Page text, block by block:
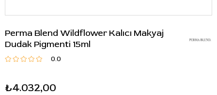
Perma Blend Wildflower Kalıcı Makyaj
Dudak Pigmenti 15ml
0.0
₺4.032,00